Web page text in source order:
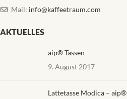
Mail: info@kaffeetraum.com
AKTUELLES
aip® Tassen
9. August 2017
Lattetasse Modica – aip®